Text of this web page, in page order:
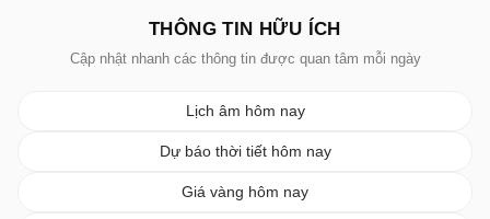
THÔNG TIN HỮU ÍCH
Cập nhật nhanh các thông tin được quan tâm mỗi ngày
Lịch âm hôm nay
Dự báo thời tiết hôm nay
Giá vàng hôm nay